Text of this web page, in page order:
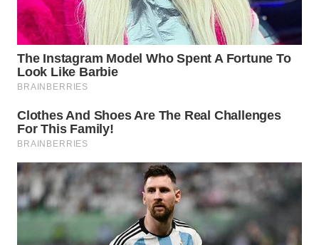
TIMUR
WN
SEMARANG
SOLO
WN
BOROBUDUR
WN
MADURA